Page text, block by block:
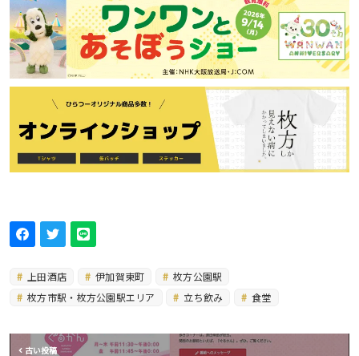
上田酒店 伊加賀東町
枚方公園駅
枚方市駅・枚方公園駅エリア
立ち飲み 食堂
古い投稿